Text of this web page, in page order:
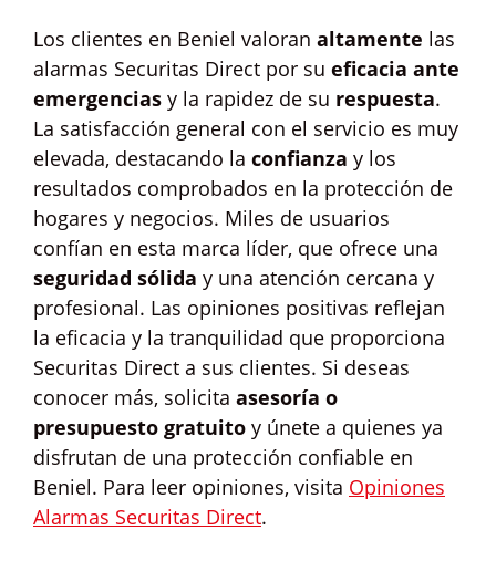
Los clientes en Beniel valoran altamente las
alarmas Securitas Direct por su eficacia ante
emergencias y la rapidez de su respuesta.
La satisfacción general con el servicio es muy
elevada, destacando la confianza y los
resultados comprobados en la protección de
hogares y negocios. Miles de usuarios
confían en esta marca líder, que ofrece una
seguridad sólida y una atención cercana y
profesional. Las opiniones positivas reflejan
la eficacia y la tranquilidad que proporciona
Securitas Direct a sus clientes. Si deseas
conocer más, solicita asesoría o
presupuesto gratuito y únete a quienes ya
disfrutan de una protección confiable en
Beniel. Para leer opiniones, visita Opiniones
Alarmas Securitas Direct.